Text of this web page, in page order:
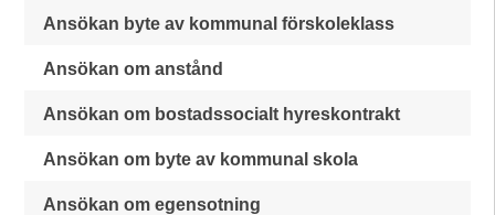
Ansökan byte av kommunal förskoleklass
Ansökan om anstånd
Ansökan om bostadssocialt hyreskontrakt
Ansökan om byte av kommunal skola
Ansökan om egensotning